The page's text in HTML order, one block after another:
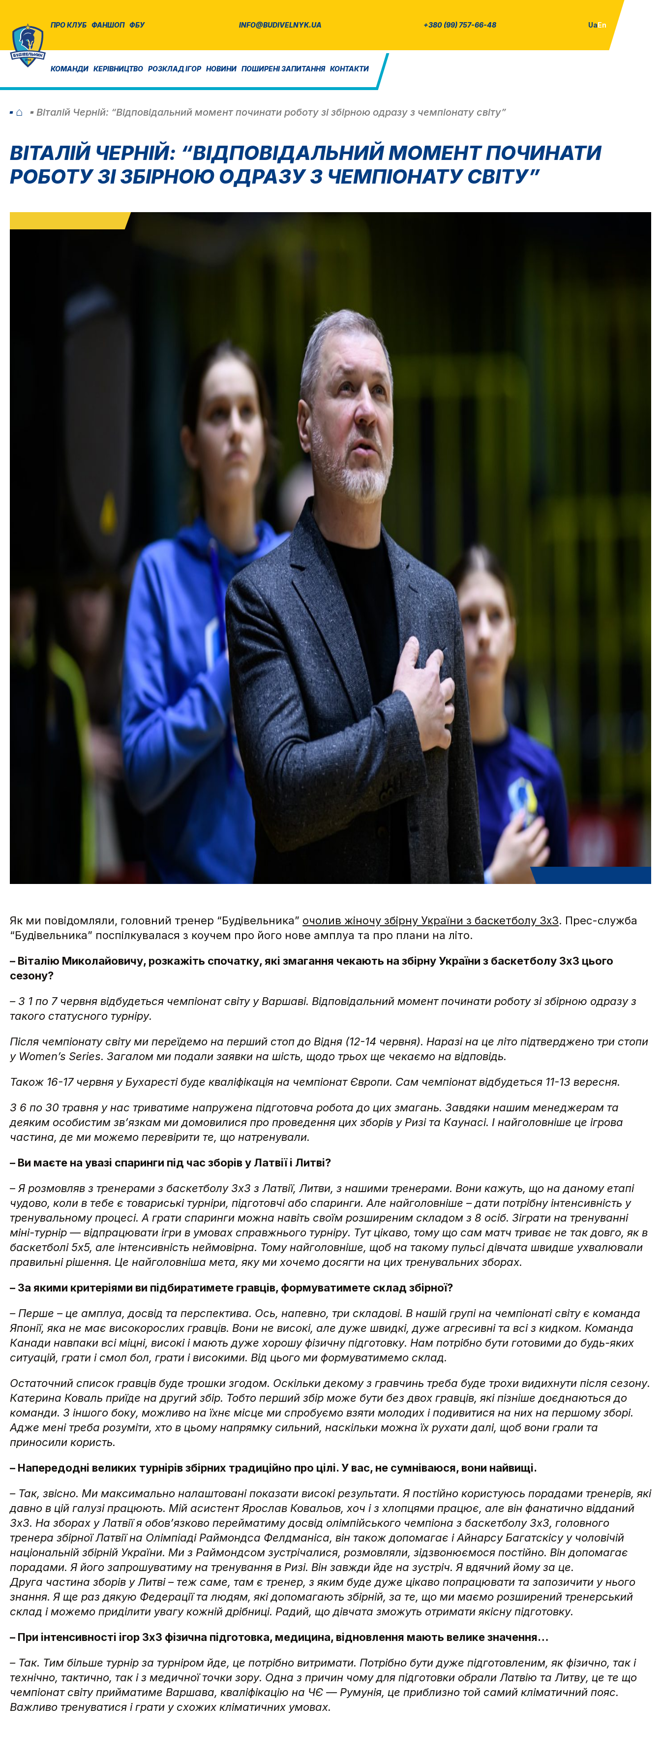
ПРО КЛУБ ФАНШОП ФБУ INFO@BUDIVELNYK.UA +380 (99) 757-66-48 UaEn
КОМАНДИ КЕРІВНИЦТВО РОЗКЛАД ІГОР НОВИНИ ПОШИРЕНІ ЗАПИТАННЯ КОНТАКТИ
⌂ Віталій Черній: “Відповідальний момент починати роботу зі збірною одразу з чемпіонату світу”
ВІТАЛІЙ ЧЕРНІЙ: “ВІДПОВІДАЛЬНИЙ МОМЕНТ ПОЧИНАТИ
РОБОТУ ЗІ ЗБІРНОЮ ОДРАЗУ З ЧЕМПІОНАТУ СВІТУ”
Як ми повідомляли, головний тренер “Будівельника” очолив жіночу збірну України з баскетболу 3х3. Прес-служба
“Будівельника” поспілкувалася з коучем про його нове амплуа та про плани на літо.
– Віталію Миколайовичу, розкажіть спочатку, які змагання чекають на збірну України з баскетболу 3х3 цього
сезону?
– З 1 по 7 червня відбудеться чемпіонат світу у Варшаві. Відповідальний момент починати роботу зі збірною одразу з
такого статусного турніру.
Після чемпіонату світу ми переїдемо на перший стоп до Відня (12-14 червня). Наразі на це літо підтверджено три стопи
у Women’s Series. Загалом ми подали заявки на шість, щодо трьох ще чекаємо на відповідь.
Також 16-17 червня у Бухаресті буде кваліфікація на чемпіонат Європи. Сам чемпіонат відбудеться 11-13 вересня.
З 6 по 30 травня у нас триватиме напружена підготовча робота до цих змагань. Завдяки нашим менеджерам та
деяким особистим зв’язкам ми домовилися про проведення цих зборів у Ризі та Каунасі. І найголовніше це ігрова
частина, де ми можемо перевірити те, що натренували.
– Ви маєте на увазі спаринги під час зборів у Латвії і Литві?
– Я розмовляв з тренерами з баскетболу 3х3 з Латвії, Литви, з нашими тренерами. Вони кажуть, що на даному етапі
чудово, коли в тебе є товариські турніри, підготовчі або спаринги. Але найголовніше – дати потрібну інтенсивність у
тренувальному процесі. А грати спаринги можна навіть своїм розширеним складом з 8 осіб. Зіграти на тренуванні
міні-турнір — відпрацювати ігри в умовах справжнього турніру. Тут цікаво, тому що сам матч триває не так довго, як в
баскетболі 5х5, але інтенсивність неймовірна. Тому найголовніше, щоб на такому пульсі дівчата швидше ухвалювали
правильні рішення. Це найголовніша мета, яку ми хочемо досягти на цих тренувальних зборах.
– За якими критеріями ви підбиратимете гравців, формуватимете склад збірної?
– Перше – це амплуа, досвід та перспектива. Ось, напевно, три складові. В нашій групі на чемпіонаті світу є команда
Японії, яка не має високорослих гравців. Вони не високі, але дуже швидкі, дуже агресивні та всі з кидком. Команда
Канади навпаки всі міцні, високі і мають дуже хорошу фізичну підготовку. Нам потрібно бути готовими до будь-яких
ситуацій, грати і смол бол, грати і високими. Від цього ми формуватимемо склад.
Остаточний список гравців буде трошки згодом. Оскільки декому з гравчинь треба буде трохи видихнути після сезону.
Катерина Коваль приїде на другий збір. Тобто перший збір може бути без двох гравців, які пізніше доєднаються до
команди. З іншого боку, можливо на їхнє місце ми спробуємо взяти молодих і подивитися на них на першому зборі.
Адже мені треба розуміти, хто в цьому напрямку сильний, наскільки можна їх рухати далі, щоб вони грали та
приносили користь.
– Напередодні великих турнірів збірних традиційно про цілі. У вас, не сумніваюся, вони найвищі.
– Так, звісно. Ми максимально налаштовані показати високі результати. Я постійно користуюсь порадами тренерів, які
давно в цій галузі працюють. Мій асистент Ярослав Ковальов, хоч і з хлопцями працює, але він фанатично відданий
3х3. На зборах у Латвії я обов’язково перейматиму досвід олімпійського чемпіона з баскетболу 3х3, головного
тренера збірної Латвії на Олімпіаді Раймондса Фелдманіса, він також допомагає і Айнарсу Багатскісу у чоловічій
національній збірній України. Ми з Раймондсом зустрічалися, розмовляли, зідзвонюємося постійно. Він допомагає
порадами. Я його запрошуватиму на тренування в Ризі. Він завжди йде на зустріч. Я вдячний йому за це.
Друга частина зборів у Литві – теж саме, там є тренер, з яким буде дуже цікаво попрацювати та запозичити у нього
знання. Я ще раз дякую Федерації та людям, які допомагають збірній, за те, що ми маємо розширений тренерський
склад і можемо приділити увагу кожній дрібниці. Радий, що дівчата зможуть отримати якісну підготовку.
– При інтенсивності ігор 3х3 фізична підготовка, медицина, відновлення мають велике значення…
– Так. Тим більше турнір за турніром йде, це потрібно витримати. Потрібно бути дуже підготовленим, як фізично, так і
технічно, тактично, так і з медичної точки зору. Одна з причин чому для підготовки обрали Латвію та Литву, це те що
чемпіонат світу прийматиме Варшава, кваліфікацію на ЧЄ — Румунія, це приблизно той самий кліматичний пояс.
Важливо тренуватися і грати у схожих кліматичних умовах.